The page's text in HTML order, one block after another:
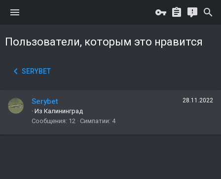
Пользователи, которым это нравится
SERYBET
28.11.2022
Serybet
· Из Калининград
Сообщения 12 Симпатии 4